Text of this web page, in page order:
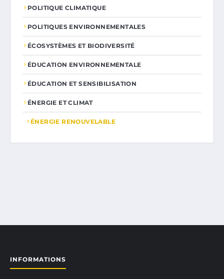
POLITIQUE CLIMATIQUE
POLITIQUES ENVIRONNEMENTALES
ÉCOSYSTÈMES ET BIODIVERSITÉ
ÉDUCATION ENVIRONNEMENTALE
ÉDUCATION ET SENSIBILISATION
ÉNERGIE ET CLIMAT
ÉNERGIE RENOUVELABLE
INFORMATIONS